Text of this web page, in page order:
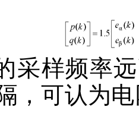
采样频率
，可认为